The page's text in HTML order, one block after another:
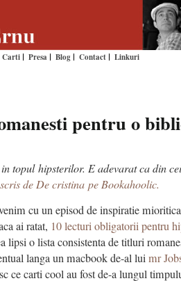
Carti Presa Blog Contact Linkuri
pentru o
topul hipsterilor. E adevarat ca din
de De cristina pe Bookahoolic.
cu un episod de inspiratie
ai ratat, 10 lecturi obligatorii pentru
lipsi o lista consistenta de titluri
langa un macbook de-al luimr
ce carti cool au fost de-a lungul